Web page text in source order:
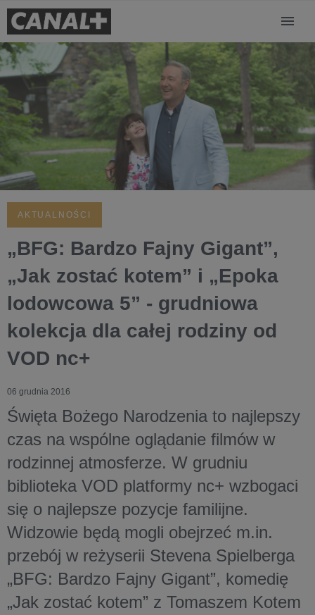
AKTUALNOŚCI
„BFG: Bardzo Fajny Gigant”,
„Jak zostać kotem” i „Epoka
lodowcowa 5” - grudniowa
kolekcja dla całej rodziny od
VOD nc+
06 grudnia 2016
Święta Bożego Narodzenia to najlepszy
czas na wspólne oglądanie filmów w
rodzinnej atmosferze. W grudniu
biblioteka VOD platformy nc+ wzbogaci
się o najlepsze pozycje familijne.
Widzowie będą mogli obejrzeć m.in.
przebój w reżyserii Stevena Spielberga
„BFG: Bardzo Fajny Gigant”, komedię
„Jak zostać kotem” z Tomaszem Kotem